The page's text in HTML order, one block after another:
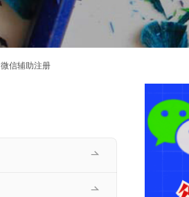
微信辅助注册